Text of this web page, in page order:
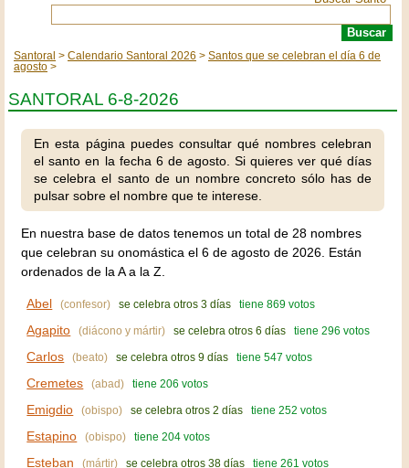
Santoral Calendario Santoral 2026
Santos que se celebran el día 6 de
agosto
SANTORAL 6-8-2026
En esta página puedes consultar qué nombres celebran
el santo en la fecha 6 de agosto. Si quieres ver qué días
se celebra el santo de un nombre concreto sólo has de
pulsar sobre el nombre que te interese.
En nuestra base de datos tenemos un total de 28 nombres
que celebran su onomástica el 6 de agosto de 2026. Están
ordenados de la A a la Z.
Abel (confesor) se celebra otros 3 días tiene 869 votos
Agapito (diácono y mártir) se celebra otros 6 días tiene 296 votos
Carlos (beato) se celebra otros 9 días tiene 547 votos
Cremetes (abad) tiene 206 votos
Emigdio (obispo) se celebra otros 2 días tiene 252 votos
Estapino (obispo) tiene 204 votos
Esteban (mártir) se celebra otros 38 días tiene 261 votos